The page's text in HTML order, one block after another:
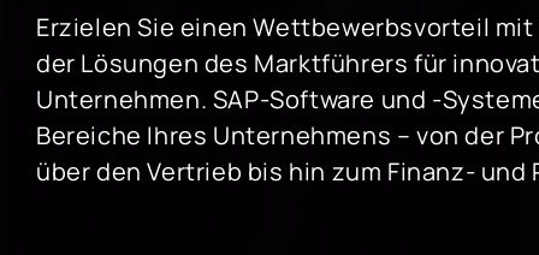
ERFAHRUNG IN DER SAP-BRANCHE
SAP für den öffentlichen Sektor
SAP für die industrielle Fertigung
SAP für die
SAP für den
Erzielen Sie einen Wettbewerbsvorteil mit
der Lösungen des Marktführers für
Unternehmen. SAP-Software und -
Bereiche Ihres Unternehmens – von der
über den Vertrieb bis hin zum Finanz- und